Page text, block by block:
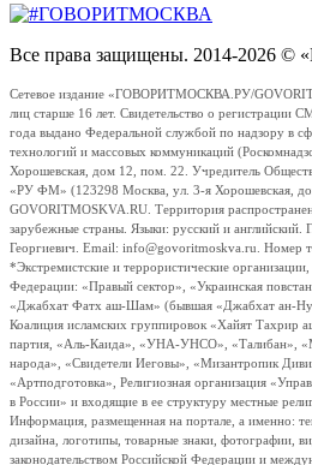
Все права защищены. 2014-2026 ©
Сетевое издание «ГОВОРИТМОСКВА.РУ/
лиц старше 16 лет. Свидетельство о
года выдано Федеральной службой по надзору в
технологий и массовых коммуникаций
Хорошевская, дом 12, пом. 22. Учредитель
«РУ ФМ» (123298 Москва, ул. 3-я Хорошевская,
GOVORITMOSKVA.RU. Территория
зарубежные страны. Языки: русский и английский.
Георгиевич. Email: info@govoritmoskva.ru. Номер
*Экстремистские и террористические
Федерации: «Правый сектор», «Украинская
«Джабхат Фатх аш-Шам» (бывшая «Джабхат ан-
Коалиция исламских группировок «Хайят Тахрир
партия, «Аль-Каида», «УНА-УНСО», «Талибан»,
народа», «Свидетели Иеговы», «Мизантропик
«Артподготовка», Религиозная организация
в России» и входящие в ее структуру местные
Информация, размещенная на портале, а именно:
дизайна, логотипы, товарные знаки, фотографии,
законодательством Российской Федерации и